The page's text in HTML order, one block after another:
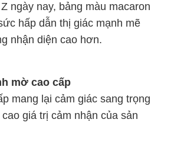
ngày nay, bảng màu macaron
hấp dẫn thị giác mạnh mẽ
nhận diện cao hơn.
mờ cao cấp
mang lại cảm giác sang trọng
giá trị cảm nhận của sản